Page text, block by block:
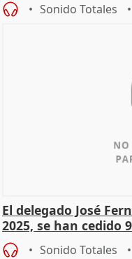
Sonido Totales
El delegado José
2025, se han cedido
Sonido Totales